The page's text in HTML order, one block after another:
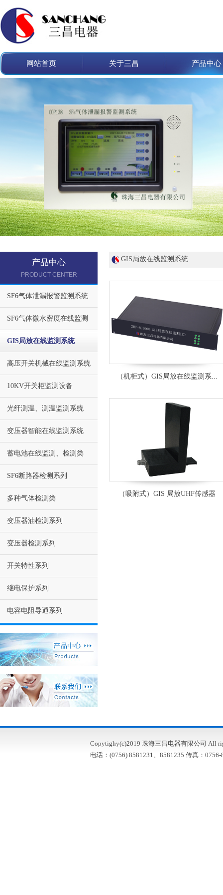
网站首页 关于三昌 产品中心
产品中心
PRODUCT CENTER
SF6气体泄漏报警监测系统
SF6气体微水密度在线监测
GIS局放在线监测系统
高压开关机械在线监测系统
10KV开关柜监测设备
光纤测温、测温监测系统
变压器智能在线监测系统
蓄电池在线监测、检测类
SF6断路器检测系列
多种气体检测类
变压器油检测系列
变压器检测系列
开关特性系列
继电保护系列
电容电阻导通系列
GIS局放在线监测系统
（机柜式）GIS局放在线监测系...
（吸附式）GIS 局放UHF传感器
Copytighy(c)2019 珠海三昌电器有限公司 All
电话：(0756) 8581231、8581235 传真：